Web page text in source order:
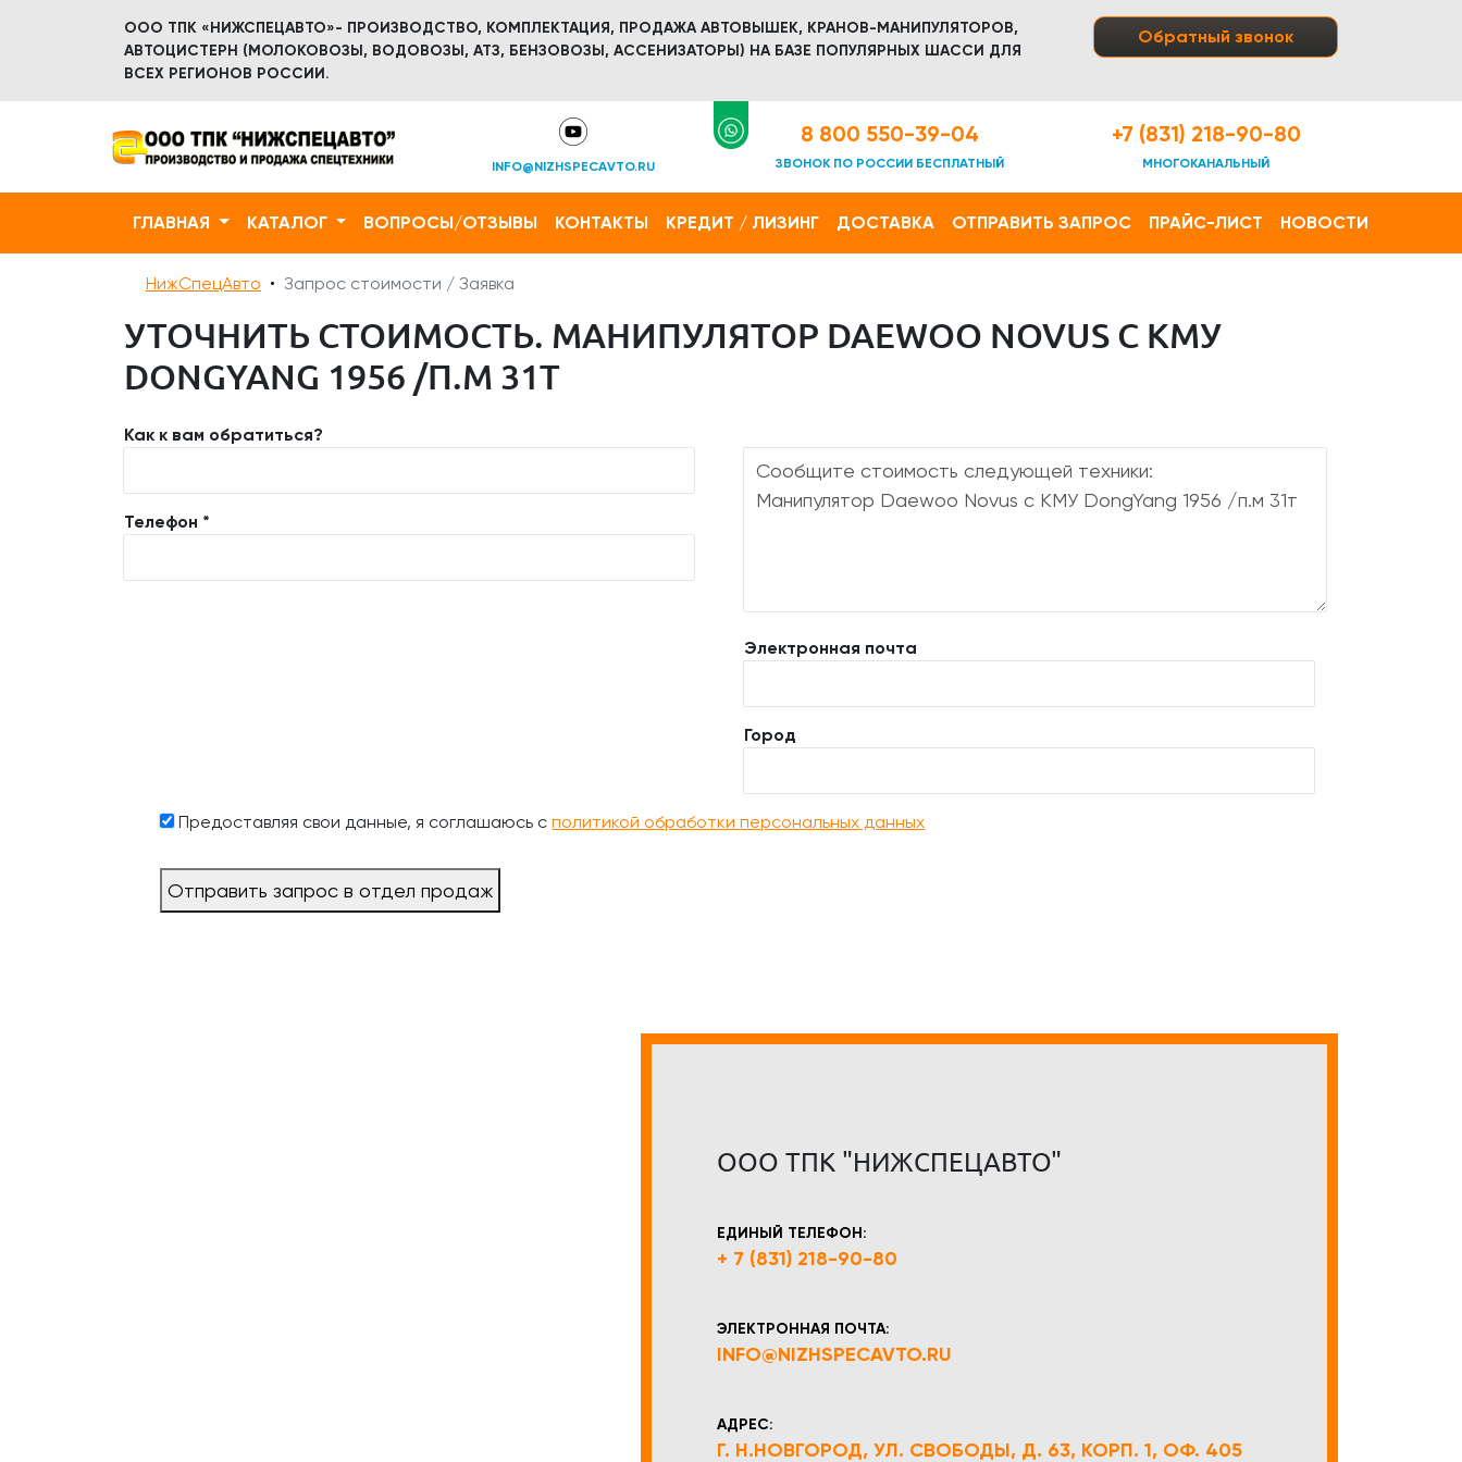
ООО ТПК «НИЖСПЕЦАВТО»- ПРОИЗВОДСТВО, КОМПЛЕКТАЦИЯ, ПРОДАЖА АВТОВЫШЕК, КРАНОВ-МАНИПУЛЯТОРОВ,
АВТОЦИСТЕРН (МОЛОКОВОЗЫ, ВОДОВОЗЫ, АТЗ, БЕНЗОВОЗЫ, АССЕНИЗАТОРЫ) НА БАЗЕ ПОПУЛЯРНЫХ ШАССИ ДЛЯ
ВСЕХ РЕГИОНОВ РОССИИ.
Обратный звонок
INFO@NIZHSPECAVTO.RU
8 800 550-39-04
ЗВОНОК ПО РОССИИ БЕСПЛАТНЫЙ
+7 (831) 218-90-80
МНОГОКАНАЛЬНЫЙ
ГЛАВНАЯ КАТАЛОГ ВОПРОСЫ/ОТЗЫВЫ КОНТАКТЫ КРЕДИТ / ЛИЗИНГ ДОСТАВКА ОТПРАВИТЬ ЗАПРОС ПРАЙС-ЛИСТ НОВОСТИ
НижСпецАвто Запрос стоимости / Заявка
УТОЧНИТЬ СТОИМОСТЬ. МАНИПУЛЯТОР DAEWOO NOVUS С КМУ
DONGYANG 1956 /П.М 31Т
Как к вам обратиться?
Телефон *
Электронная почта
Город
Предоставляя свои данные, я соглашаюсь сполитикой обработки персональных данных
Отправить запрос в отдел продаж
ООО ТПК "НИЖСПЕЦАВТО"
ЕДИНЫЙ ТЕЛЕФОН:
+ 7 (831) 218-90-80
ЭЛЕКТРОННАЯ ПОЧТА:
INFO@NIZHSPECAVTO.RU
АДРЕС:
Г. Н.НОВГОРОД, УЛ. СВОБОДЫ, Д. 63, КОРП. 1, ОФ. 405